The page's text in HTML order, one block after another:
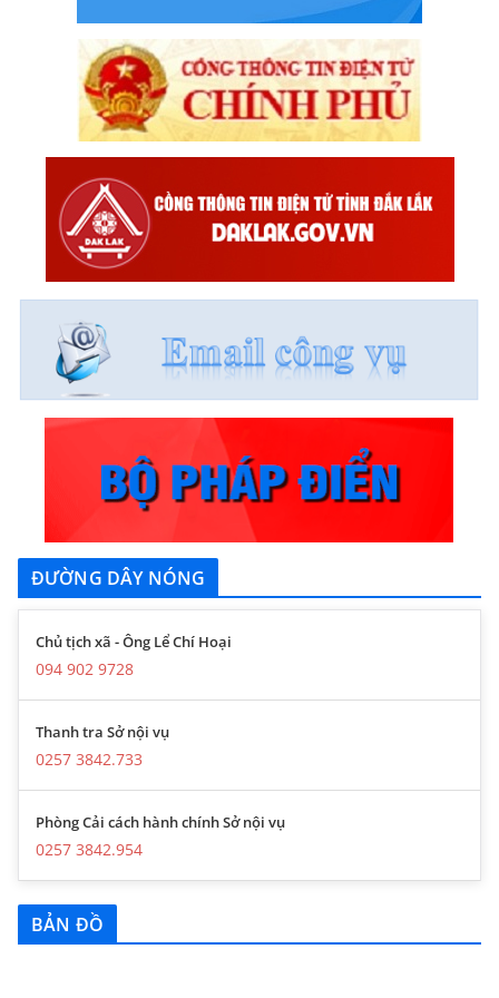
ĐƯỜNG DÂY NÓNG
Chủ tịch xã - Ông Lể Chí Hoại
094 902 9728
Thanh tra Sở nội vụ
0257 3842.733
Phòng Cải cách hành chính Sở nội vụ
0257 3842.954
BẢN ĐỒ